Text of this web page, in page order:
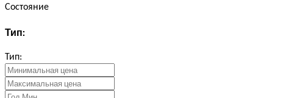
Состояние
Тип:
Тип: